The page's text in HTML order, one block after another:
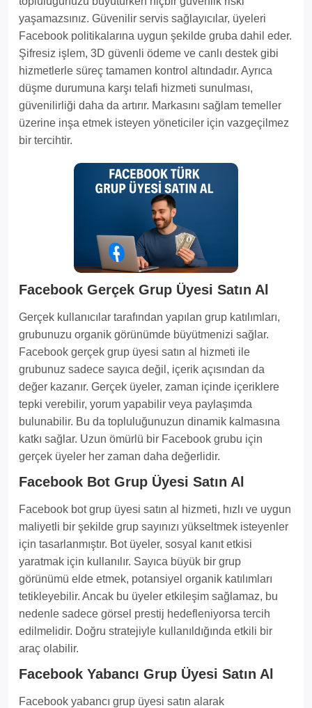
yaşamazsınız. Güvenilir servis sağlayıcılar, üyeleri
Facebook politikalarına uygun şekilde gruba dahil eder.
Şifresiz işlem, 3D güvenli ödeme ve canlı destek gibi
hizmetlerle süreç tamamen kontrol altındadır. Ayrıca
düşme durumuna karşı telafi hizmeti sunulması,
güvenilirliği daha da artırır. Markasını sağlam temeller
üzerine inşa etmek isteyen yöneticiler için vazgeçilmez
bir tercihtir.
Facebook Gerçek Grup Üyesi Satın Al
Gerçek kullanıcılar tarafından yapılan grup katılımları,
grubunuzu organik görünümde büyütmenizi sağlar.
Facebook gerçek grup üyesi satın al hizmeti ile
grubunuz sadece sayıca değil, içerik açısından da
değer kazanır. Gerçek üyeler, zaman içinde içeriklere
tepki verebilir, yorum yapabilir veya paylaşımda
bulunabilir. Bu da topluluğunuzun dinamik kalmasına
katkı sağlar. Uzun ömürlü bir Facebook grubu için
gerçek üyeler her zaman daha değerlidir.
Facebook Bot Grup Üyesi Satın Al
Facebook bot grup üyesi satın al hizmeti, hızlı ve uygun
maliyetli bir şekilde grup sayınızı yükseltmek isteyenler
için tasarlanmıştır. Bot üyeler, sosyal kanıt etkisi
yaratmak için kullanılır. Sayıca büyük bir grup
görünümü elde etmek, potansiyel organik katılımları
tetikleyebilir. Ancak bu üyeler etkileşim sağlamaz, bu
nedenle sadece görsel prestij hedefleniyorsa tercih
edilmelidir. Doğru stratejiyle kullanıldığında etkili bir
araç olabilir.
Facebook Yabancı Grup Üyesi Satın Al
Facebook yabancı grup üyesi satın alarak